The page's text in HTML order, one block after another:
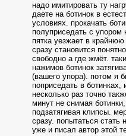
надо имитировать ту
даете на ботинок в
условиях. прокачать
полуприседать с упором
пятка уезжает в
сразу становится
свободно а где жмёт.
нажимов ботинок
(вашего упора). потом я
поприседать в ботинках,
несколько раз точно
минут не снимая
подзатягивая клипсы.
сразу. попытаться стать
уже и писал автор этой